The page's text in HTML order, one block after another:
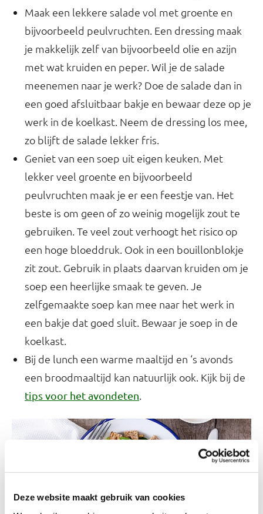
Deze website maakt gebruik van cookies
Maak een lekkere salade vol met groente en
bijvoorbeeld peulvruchten. Een dressing maak
je makkelijk zelf van bijvoorbeeld olie en azijn
met wat kruiden en peper. Wil je de salade
meenemen naar je werk? Doe de salade dan in
een goed afsluitbaar bakje en bewaar deze op je
werk in de koelkast. Neem de dressing los mee,
zo blijft de salade lekker fris.
Geniet van een soep uit eigen keuken. Met
lekker veel groente en bijvoorbeeld
peulvruchten maak je er een feestje van. Het
beste is om geen of zo weinig mogelijk zout te
gebruiken. Te veel zout verhoogt het risico op
een hoge bloeddruk. Ook in een bouillonblokje
zit zout. Gebruik in plaats daarvan kruiden om je
soep een heerlijke smaak te geven. Je
zelfgemaakte soep kan mee naar het werk in
een bakje dat goed sluit. Bewaar je soep in de
koelkast.
Bij de lunch een warme maaltijd en ‘s avonds
een broodmaaltijd kan natuurlijk ook. Kijk bij de
tips voor het avondeten.